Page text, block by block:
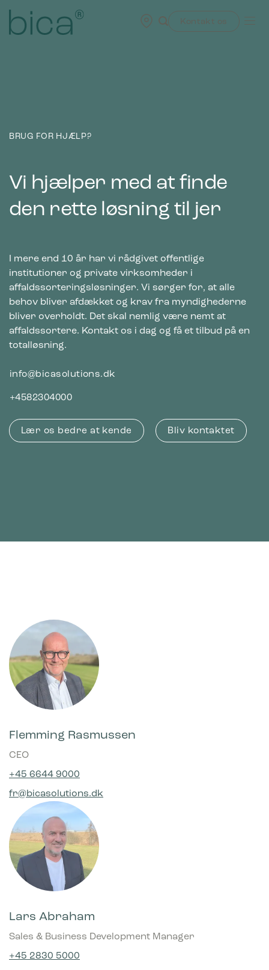
content
Kontakt os
BRUG FOR HJÆLP?
Vi hjælper med at finde
den rette løsning til jer
I mere end 10 år har vi rådgivet offentlige
institutioner og private virksomheder i
affaldssorteringsløsninger. Vi sørger for, at alle
behov bliver afdækket og krav fra myndighederne
bliver overholdt. Det skal nemlig være nemt at
affaldssortere. Kontakt os i dag og få et tilbud på en
totalløsning.
info@bicasolutions.dk
+4582304000
Lær os bedre at kende Bliv kontaktet
Flemming Rasmussen
CEO
+45 6644 9000
fr@bicasolutions.dk
Lars Abraham
Sales & Business Development Manager
+45 2830 5000